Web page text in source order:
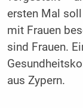
ersten Mal
mit Frauen
sind Frauen.
aus Zypern.